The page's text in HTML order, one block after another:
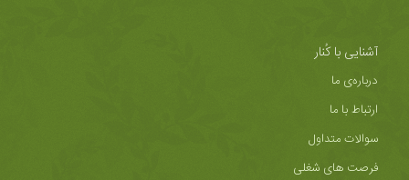
آشنایی با کُنار
درباره‌ی ما
ارتباط با ما
سوالات متداول
فرصت های شغلی